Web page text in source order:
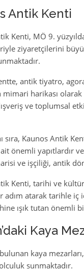
Antik Kenti
Kenti, MÖ 9.
ziyaretçilerini
antik tiyatro,
harikası
ve toplumsal
sıra, Kaunos Antik
önemli yapıtlardır
ve işçiliği, antik
Kenti, tarihi ve
adım atarak tarihle
ışık tutan önemli
Kaya
kaya
sunmaktadır.